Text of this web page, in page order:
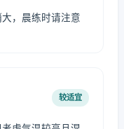
，晨练时请注意
较适宜